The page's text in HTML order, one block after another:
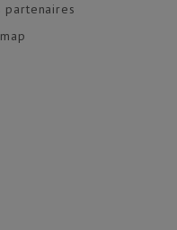
partenaires